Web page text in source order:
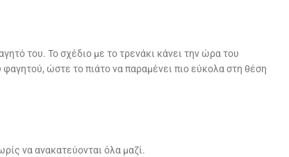
του. Το σχέδιο με το τρενάκι κάνει την ώρα του
ώστε το πιάτο να παραμένει πιο εύκολα στη θέση
να ανακατεύονται όλα μαζί.